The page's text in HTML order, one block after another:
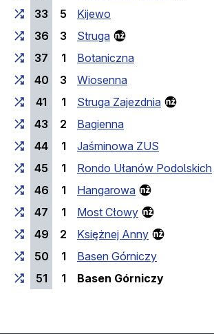
33
5
Kijewo
36
3
Struga
37
1
Botaniczna
40
3
Wiosenna
41
1
Struga Zajezdnia
43
2
Bagienna
44
1
Jaśminowa ZUS
45
1
Rondo Ułanów Podolskich
46
1
Hangarowa
47
1
Most Cłowy
49
2
Księżnej Anny
50
1
Basen Górniczy
51
1 Basen Górniczy(last stop)